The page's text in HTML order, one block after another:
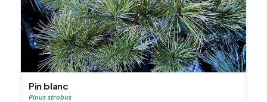
Pin blanc
Pinus strobus